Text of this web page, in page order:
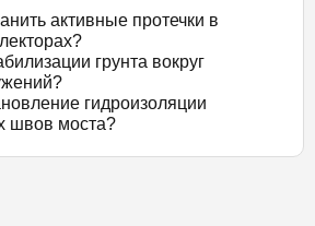
активные протечки в
грунта вокруг
гидроизоляции
швов моста?